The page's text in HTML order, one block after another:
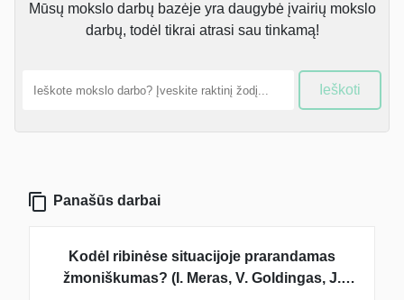
Mūsų mokslo darbų bazėje yra daugybė įvairių mokslo
darbų, todėl tikrai atrasi sau tinkamą!
Ieškoti
Panašūs darbai
Kodėl ribinėse situacijoje prarandamas
žmoniškumas? (I. Meras, V. Goldingas, J.